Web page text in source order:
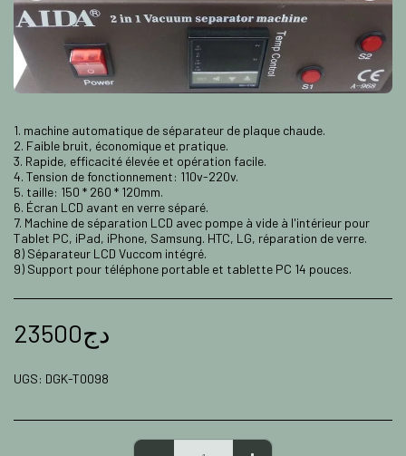
1. machine automatique de séparateur de plaque chaude.
2. Faible bruit, économique et pratique.
3. Rapide, efficacité élevée et opération facile.
4. Tension de fonctionnement: 110v-220v.
5. taille: 150 * 260 * 120mm.
6. Écran LCD avant en verre séparé.
7. Machine de séparation LCD avec pompe à vide à l'intérieur pour
Tablet PC, iPad, iPhone, Samsung. HTC, LG, réparation de verre.
8) Séparateur LCD Vuccom intégré.
9) Support pour téléphone portable et tablette PC 14 pouces.
23500دج
UGS: DGK-T0098